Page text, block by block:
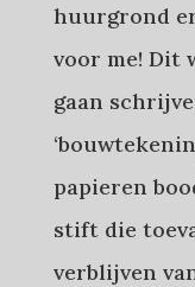
huurgrond
voor me! Dit
gaan
papieren
stift die
verblijven